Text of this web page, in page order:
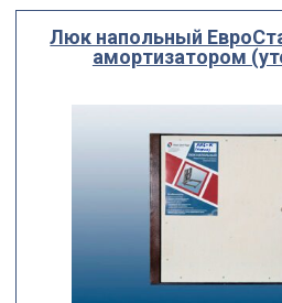
Люк напольный
амортизатором